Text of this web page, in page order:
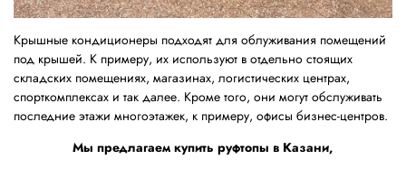
Крышные кондиционеры подходят для облуживания помещений
под крышей. К примеру, их используют в отдельно стоящих
складских помещениях, магазинах, логистических центрах,
спорткомплексах и так далее. Кроме того, они могут обслуживать
последние этажи многоэтажек, к примеру, офисы бизнес-центров.
Мы предлагаем купить руфтопы в Казани,